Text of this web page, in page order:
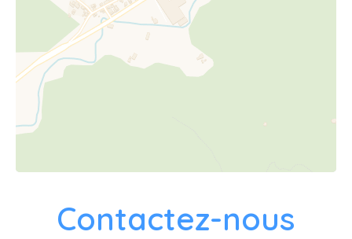
Contactez-nous